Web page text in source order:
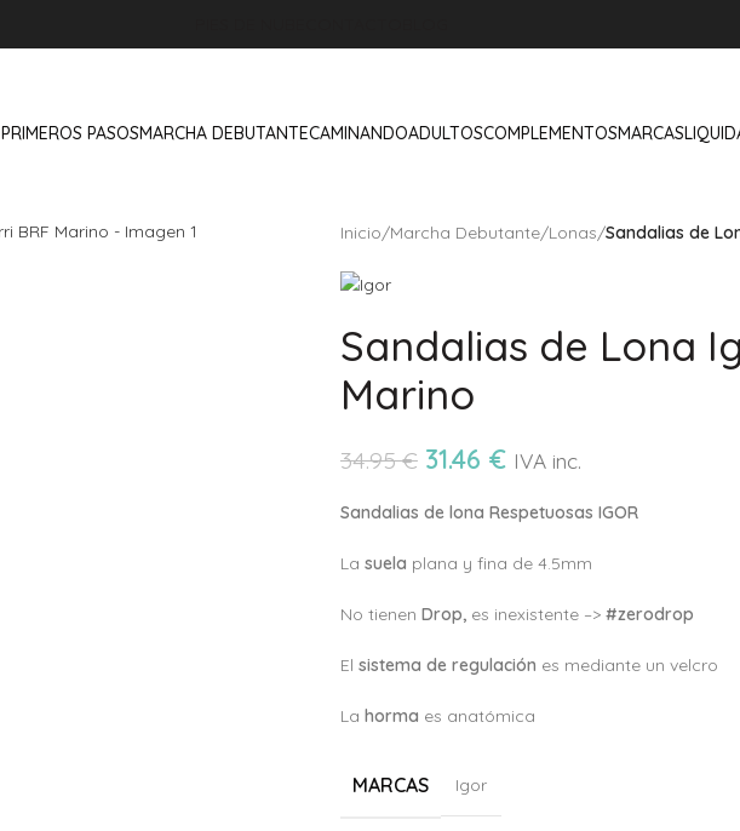
PRIMEROS PASOSMARCHA DEBUTANTECAMINANDOADULTOSCOMPLEMENTOSMARCAS
Inicio/Marcha Debutante/Lonas/Sandalias de
Sandalias de Lona
Marino
34.95€ 31.46 € IVA inc.
Sandalias de lona Respetuosas IGOR
La suela plana y fina de 4.5mm
No tienen Drop, es inexistente –> #zerodrop
El sistema de regulación es mediante un velcro
La horma es anatómica
MARCAS Igor